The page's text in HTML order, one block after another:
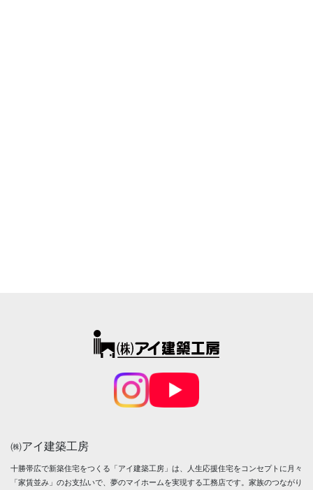
㈱アイ建築工房
十勝帯広で新築住宅をつくる「アイ建築工房」は、人生応援住宅をコンセプトに月々
「家賃並み」のお支払いで、夢のマイホームを実現する工務店です。家族のつながり